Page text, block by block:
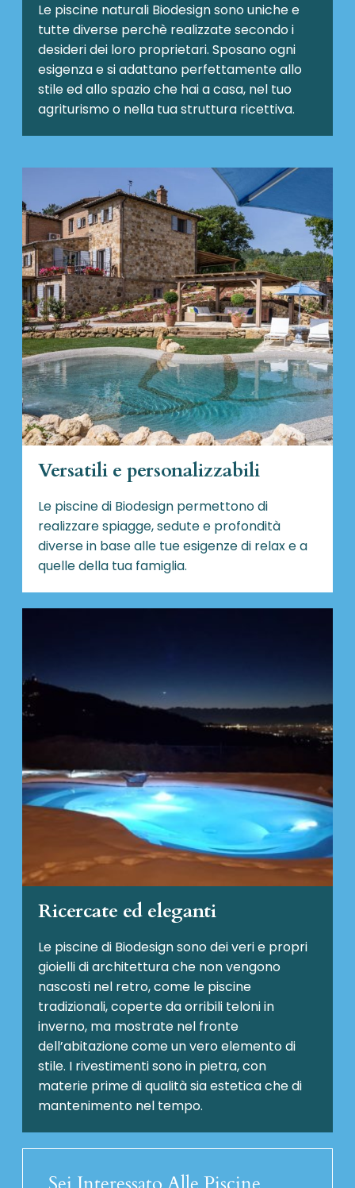
Le piscine naturali Biodesignsono uniche e
tutte diverse perchè realizzate secondo i
desideri dei loro proprietari. Sposano ogni
esigenza e si adattano perfettamente allo
stile ed allo spazio che hai a casa, nel tuo
agriturismo o nella tua struttura ricettiva.
Versatili e personalizzabili
Le piscine di Biodesign permettono di
realizzare spiagge, sedute e profondità
diverse in base alle tue esigenze di relax e a
quelle della tua famiglia.
Ricercate ed eleganti
Le piscine di Biodesign sono dei veri e propri
gioielli di architettura che non vengono
nascosti nel retro, come le piscine
tradizionali, coperte da orribili teloni in
inverno, ma mostrate nel fronte
dell’abitazione come un vero elemento di
stile. I rivestimenti sono in pietra, con
materie prime di qualità sia estetica che di
mantenimento nel tempo.